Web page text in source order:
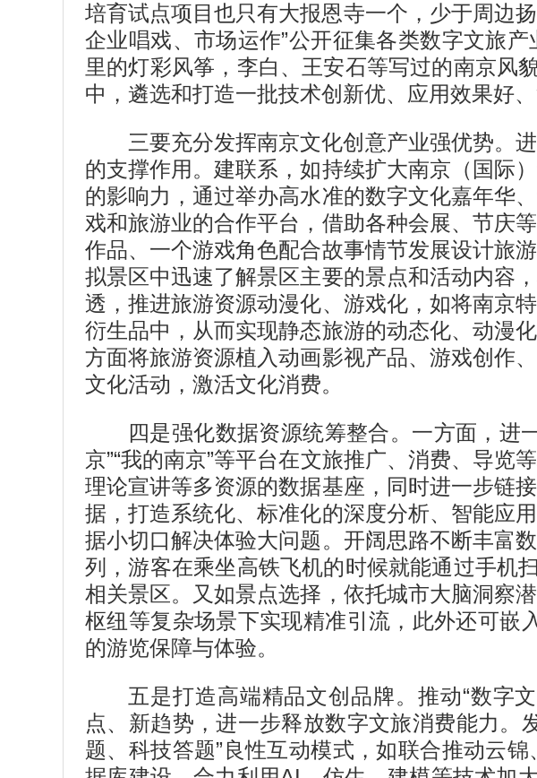
培育试点项目也只有大报恩寺一个，少于周边
企业唱戏、市场运作”公开征集各类数字文旅
里的灯彩风筝，李白、王安石等写过的南京风
中，遴选和打造一批技术创新优、应用效果好
三要充分发挥南京文化创意产业强优势。
的支撑作用。建联系，如持续扩大南京（国际
的影响力，通过举办高水准的数字文化嘉年华
戏和旅游业的合作平台，借助各种会展、节庆
作品、一个游戏角色配合故事情节发展设计旅
拟景区中迅速了解景区主要的景点和活动内容
透，推进旅游资源动漫化、游戏化，如将南京
衍生品中，从而实现静态旅游的动态化、动漫
方面将旅游资源植入动画影视产品、游戏创作
文化活动，激活文化消费。
四是强化数据资源统筹整合。一方面，
京”“我的南京”等平台在文旅推广、消费、导览
理论宣讲等多资源的数据基座，同时进一步链
据，打造系统化、标准化的深度分析、智能应
据小切口解决体验大问题。开阔思路不断丰富
列，游客在乘坐高铁飞机的时候就能通过手机
相关景区。又如景点选择，依托城市大脑洞察
枢纽等复杂场景下实现精准引流，此外还可嵌
的游览保障与体验。
五是打造高端精品文创品牌。推动“数字
点、新趋势，进一步释放数字文旅消费能力。
题、科技答题”良性互动模式，如联合推动云